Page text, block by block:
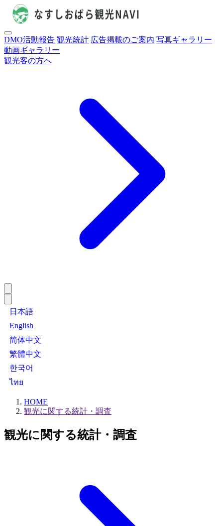
DMO活動報告 観光統計 広告掲載のご案内 写真ギャラリー
動画ギャラリー
観光客の方へ
日本語
English
简体中文
繁體中文
한국어
ไทย
HOME
観光に関する統計・調査
観光に関する統計・調査